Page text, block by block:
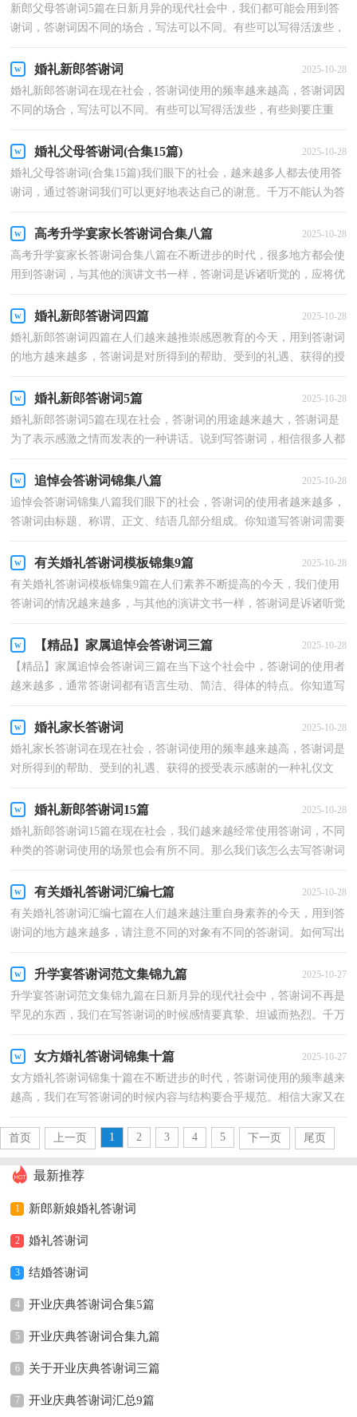
新郎父母答谢词5篇在日新月异的现代社会中，我们都可能会用到答
谢词，答谢词因不同的场合，写法可以不同。有些可以写得活泼些，
婚礼新郎答谢词 2025-10-28
婚礼新郎答谢词在现在社会，答谢词使用的频率越来越高，答谢词因
不同的场合，写法可以不同。有些可以写得活泼些，有些则要庄重
婚礼父母答谢词(合集15篇) 2025-10-28
婚礼父母答谢词(合集15篇)我们眼下的社会，越来越多人都去使用答
谢词，通过答谢词我们可以更好地表达自己的谢意。千万不能认为答
高考升学宴家长答谢词合集八篇 2025-10-28
高考升学宴家长答谢词合集八篇在不断进步的时代，很多地方都会使
用到答谢词，与其他的演讲文书一样，答谢词是诉诸听觉的，应将优
婚礼新郎答谢词四篇 2025-10-28
婚礼新郎答谢词四篇在人们越来越推崇感恩教育的今天，用到答谢词
的地方越来越多，答谢词是对所得到的帮助、受到的礼遇、获得的授
婚礼新郎答谢词5篇 2025-10-28
婚礼新郎答谢词5篇在现在社会，答谢词的用途越来越大，答谢词是
为了表示感激之情而发表的一种讲话。说到写答谢词，相信很多人都
追悼会答谢词锦集八篇 2025-10-28
追悼会答谢词锦集八篇我们眼下的社会，答谢词的使用者越来越多，
答谢词由标题、称谓、正文、结语几部分组成。你知道写答谢词需要
有关婚礼答谢词模板锦集9篇 2025-10-28
有关婚礼答谢词模板锦集9篇在人们素养不断提高的今天，我们使用
答谢词的情况越来越多，与其他的演讲文书一样，答谢词是诉诸听觉
【精品】家属追悼会答谢词三篇 2025-10-28
【精品】家属追悼会答谢词三篇在当下这个社会中，答谢词的使用者
越来越多，通常答谢词都有语言生动、简洁、得体的特点。你知道写
婚礼家长答谢词 2025-10-28
婚礼家长答谢词在现在社会，答谢词使用的频率越来越高，答谢词是
对所得到的帮助、受到的礼遇、获得的授受表示感谢的一种礼仪文
婚礼新郎答谢词15篇 2025-10-28
婚礼新郎答谢词15篇在现在社会，我们越来越经常使用答谢词，不同
种类的答谢词使用的场景也会有所不同。那么我们该怎么去写答谢词
有关婚礼答谢词汇编七篇 2025-10-28
有关婚礼答谢词汇编七篇在人们越来越注重自身素养的今天，用到答
谢词的地方越来越多，请注意不同的对象有不同的答谢词。如何写出
升学宴答谢词范文集锦九篇 2025-10-27
升学宴答谢词范文集锦九篇在日新月异的现代社会中，答谢词不再是
罕见的东西，我们在写答谢词的时候感情要真挚、坦诚而热烈。千万
女方婚礼答谢词锦集十篇 2025-10-27
女方婚礼答谢词锦集十篇在不断进步的时代，答谢词使用的频率越来
越高，我们在写答谢词的时候内容与结构要合乎规范。相信大家又在
首页
上一页 1 2 3 4 5 下一页 尾页
最新推荐
1 新郎新娘婚礼答谢词
2 婚礼答谢词
3 结婚答谢词
4 开业庆典答谢词合集5篇
5 开业庆典答谢词合集九篇
6 关于开业庆典答谢词三篇
7 开业庆典答谢词汇总9篇